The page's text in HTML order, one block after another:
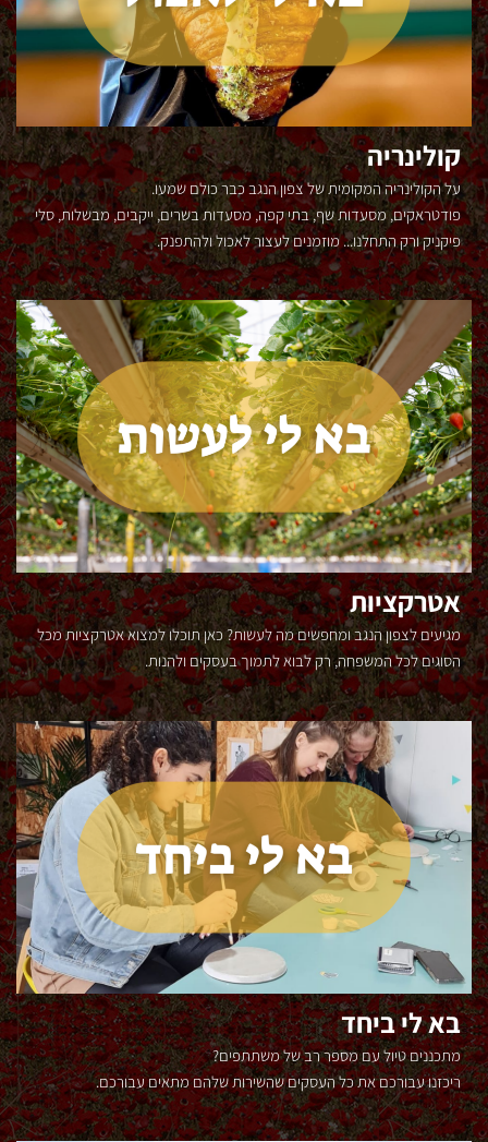
קולינריה
על הקולינריה המקומית של צפון הנגב כבר כולם שמעו.
פודטראקים, מסעדות שף, בתי קפה, מסעדות בשרים, ייקבים, מבשלות, סלי
פיקניק ורק התחלנו... מוזמנים לעצור לאכול ולהתפנק.
אטרקציות
מגיעים לצפון הנגב ומחפשים מה לעשות? כאן תוכלו למצוא אטרקציות מכל
הסוגים לכל המשפחה, רק לבוא לתמוך בעסקים ולהנות.
בא לי ביחד
מתכננים טיול עם מספר רב של משתתפים?
ריכזנו עבורכם את כל העסקים שהשירות שלהם מתאים עבורכם.
ה